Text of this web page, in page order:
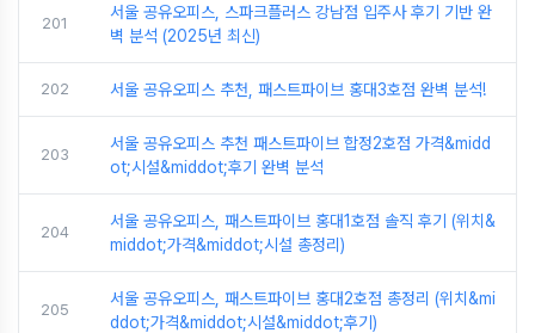
201
서울 공유오피스, 스파크플러스 강남점 입주사 후기 기반 완
벽 분석 (2025년 최신)
202 서울 공유오피스 추천, 패스트파이브 홍대3호점 완벽 분석!
203
서울 공유오피스 추천 패스트파이브 합정2호점 가격&midd
ot;시설&middot;후기 완벽 분석
204
서울 공유오피스, 패스트파이브 홍대1호점 솔직 후기 (위치&
middot;가격&middot;시설 총정리)
205
서울 공유오피스, 패스트파이브 홍대2호점 총정리 (위치&mi
ddot;가격&middot;시설&middot;후기)